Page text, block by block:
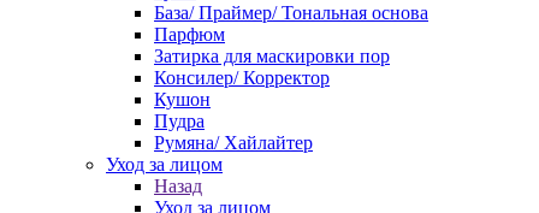
База/ Праймер/ Тональная основа
Парфюм
Затирка для маскировки пор
Консилер/ Корректор
Кушон
Пудра
Румяна/ Хайлайтер
Уход за лицом
Назад
Уход за лицом